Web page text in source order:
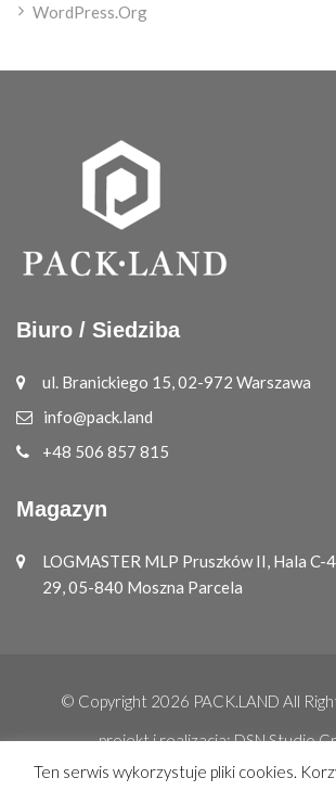
WordPress.org
Biuro / Siedziba
ul. Branickiego 15, 02-972 Warszawa
info@pack.land
+48 506 857 815
Magazyn
LOGMASTER MLP Pruszków II, Hala C-
29, 05-840 Moszna Parcela
© Copyright 2026 PACK.LAND All
projekt i realizacja:DSN Studio
Ten serwis wykorzystuje pliki cookies.